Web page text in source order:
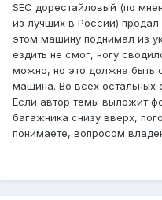
SEC дорестайловый (по
из лучших в России)
этом машину поднимал из
ездить не смог, ногу
можно, но это должна быть
машина. Во всех остальных
Если автор темы выложит
багажника снизу вверх,
понимаете, вопросом